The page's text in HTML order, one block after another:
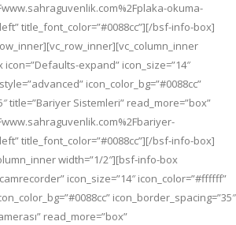
okuma-
title_font_color=”#0088cc”][/bsf-info-box]
expand” icon_size=”14″
icon_color_bg=”#0088cc”
title=”Bariyer Sistemleri” read_more=”box”
title_font_color=”#0088cc”][/bsf-info-box]
width=”1/2″][bsf-info-box
icon_size=”14″ icon_color=”#ffffff”
icon_border_spacing=”35″
read_more=”box”